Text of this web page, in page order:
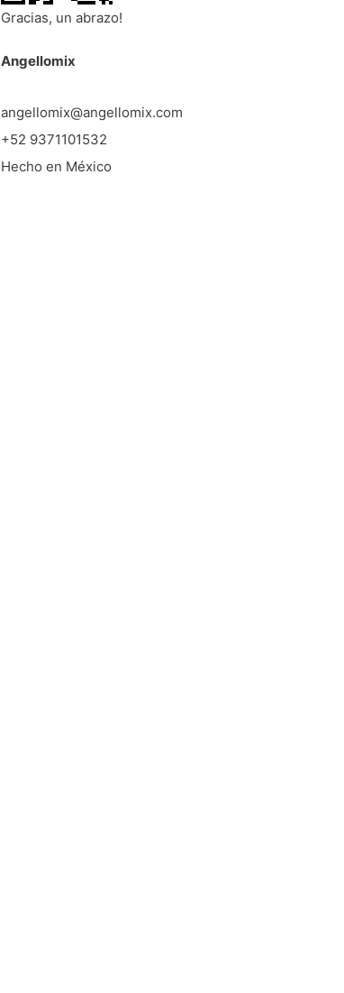
Gracias, un abrazo!
Angellomix
angellomix@angellomix.com
+52 9371101532
Hecho en México